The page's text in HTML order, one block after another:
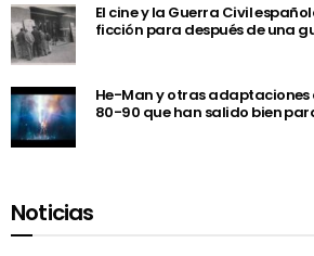
El cine y la Guerra Civil
ficción para después de una
He-Man y otras adaptaciones
80-90 que han salido bien
Noticias